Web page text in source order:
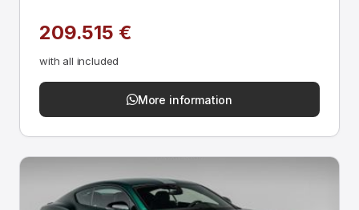
209.515 €
with all included
More information